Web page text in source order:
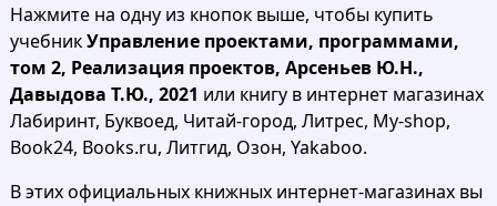
Нажмите на одну из кнопок выше, чтобы купить
учебникУправление проектами, программами,
том 2, Реализация проектов, Арсеньев Ю.Н.,
Давыдова Т.Ю., 2021 или книгу в интернет магазинах
Лабиринт, Буквоед, Читай-город, Литрес, My-shop,
Book24, Books.ru, Литгид, Озон, Yakaboo.
В этих официальных книжных интернет-магазинах вы